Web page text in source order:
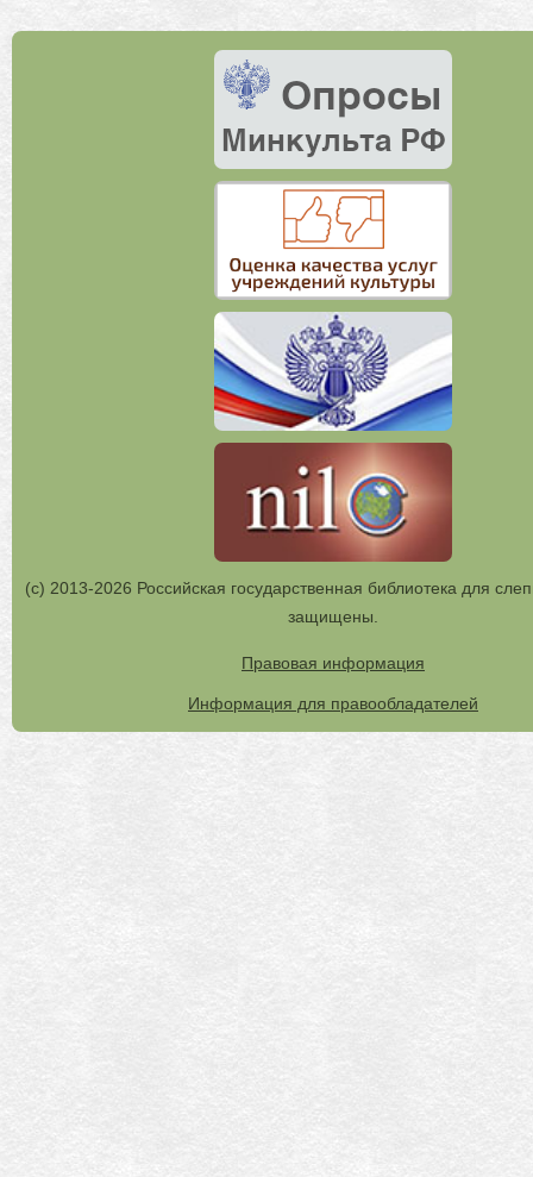
(с) 2013-2026 Российская государственная библиотека для
защищены.
Правовая информация
Информация для правообладателей